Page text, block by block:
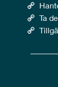
Ta